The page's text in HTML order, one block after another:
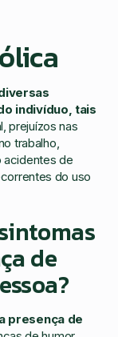
indivíduo, tais
prejuízos nas
trabalho,
acidentes de
do uso
de
presença de